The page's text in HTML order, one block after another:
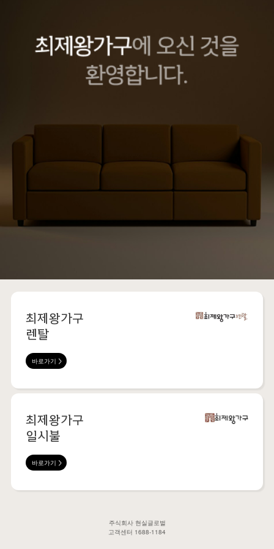
최제왕가구
렌탈
바로가기
최제왕가구
일시불
바로가기
주식회사 현실글로벌
고객센터 1688-1184